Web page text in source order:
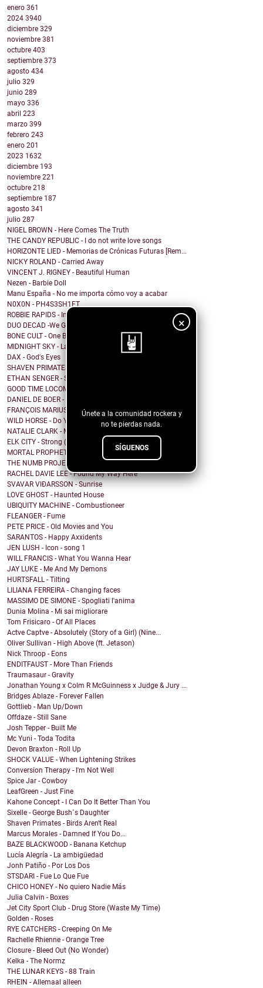
×
Únete a la comunidad rockera y
no te pierdas nada.
SÍGUENOS
enero 361
2024 3940
diciembre 329
noviembre 381
octubre 403
septiembre 373
agosto 434
julio 329
junio 289
mayo 336
abril 223
marzo 399
febrero 243
enero 201
2023 1632
diciembre 193
noviembre 221
octubre 218
septiembre 187
agosto 341
julio 287
NIGEL BROWN - Here Comes The Truth
THE CANDY REPUBLIC - I do not write love songs
HORIZONTE LIED - Memorias de Crónicas Futuras [Rem...
NICKY ROLAND - Carried Away
VINCENT J. RIGNEY - Beautiful Human
Nezen - Barbie Doll
Manu España - No me importa cómo voy a acabar
N0X0N - PH4S3SH1FT
ROBBIE RAPIDS - In Our House
DUO DECAD -We Got It All Worked Out
BONE CULT - One By One
MIDNIGHT SKY - Last Hope for the Modern World
DAX - God's Eyes
SHAVEN PRIMATES - Birds Aren't Real
ETHAN SENGER - Standing Still
GOOD TIME LOCOMOTIVE - Step into the light
DANIEL DE BOER - Don't Hold the Line
FRANÇOIS MARIUS - Ça Roule Rastaman
WILD HORSE - Do You Wanna Talk
NATALIE CLARK - Mission
ELK CITY - Strong (You're Not Alone)
MORTAL PROPHETS - Down On Me
THE NUMB PROJECT - Shakermaker
RACHEL DAVIE LEE - Found My Way Here
SVAVAR VIÐARSSON - Sunrise
LOVE GHOST - Haunted House
UBIQUITY MACHINE - Combustioneer
FLEANGER - Fume
PETE PRICE - Old Movies and You
SARANTOS - Happy Axxidents
JEN LUSH - Icon - song 1
WILL FRANCIS - What You Wanna Hear
JAY LUKE - Me And My Demons
HURTSFALL - Tilting
LILIANA FERREIRA - Changing faces
MASSIMO DE SIMONE - Spogliati l'anima
Dunia Molina - Mi sai migliorare
Tom Frisicaro - Of All Places
Actve Captve - Absolutely (Story of a Girl) (Nine...
Oliver Sullivan - High Above (ft. Jetason)
Nick Throop - Eons
ENDITFAUST - More Than Friends
Traumasaur - Gravity
Jonathan Young x Colm R McGuinness x Judge & Jury ...
Bridges Ablaze - Forever Fallen
Gottlieb - Man Up/Down
Offdaze - Still Sane
Josh Tepper - Built Me
Mc Yuni - Toda Todita
Devon Braxton - Roll Up
SHOCK VALUE - When Lightening Strikes
Conversion Therapy - I'm Not Well
Spice Jar - Cowboy
LeafGreen - Just Fine
Kahone Concept - I Can Do It Better Than You
Sixelle - George Bush´s Daughter
Shaven Primates - Birds Aren't Real
Marcus Morales - Damned If You Do...
BAZE BLACKWOOD - Banana Ketchup
Lucía Alegría - La ambigüedad
Jonh Patiño - Por Los Dos
STSDARI - Fue Lo Que Fue
CHICO HONEY - No quiero Nadie Más
Julia Calvin - Boxes
Jet City Sport Club - Drug Store (Waste My Time)
Golden - Roses
RYE CATCHERS - Creeping On Me
Rachelle Rhienne - Orange Tree
Closure - Bleed Out (No Wonder)
Kelka - The Normz
THE LUNAR KEYS - 88 Train
RHEIN - Allemaal alleen